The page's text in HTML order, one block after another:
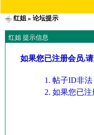
红姐» 论坛提示
红姐 提示信息
如果您已注册会员,
帖子ID非法
如果您已注